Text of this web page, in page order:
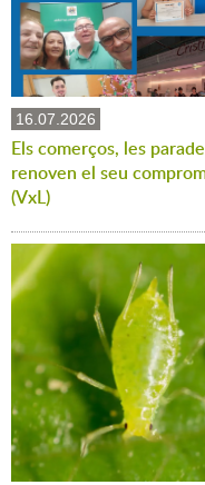
16.07.2026
Els comerços, les
renoven el seu
(VxL)